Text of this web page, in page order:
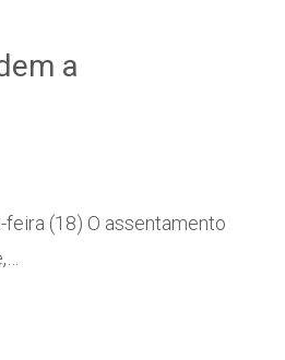
a
(18) O assentamento